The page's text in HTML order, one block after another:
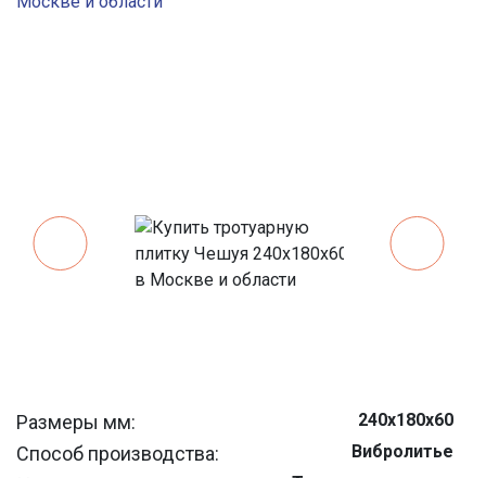
Размеры мм: 240x180x60
Способ производства: Вибролитье